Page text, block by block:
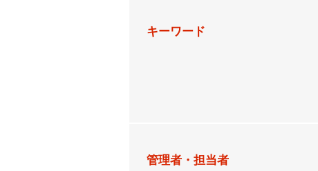
キーワード
管理者・担当者